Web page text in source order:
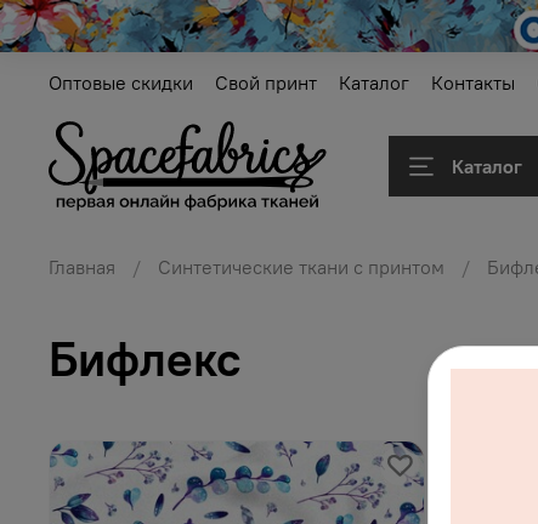
Оптовые скидки Свой принт Каталог Контакты
Каталог
Главная Синтетические ткани с принтом
Бифлекс